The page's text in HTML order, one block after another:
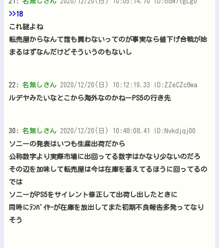
>>18
これ謎よね
転売屋からなんて誰も買わないってのが事実なら値下げ合戦が始
まるはずなんだけどそういうのもないし
22: 名無しさん 2020/12/20(日) 10:12:19.33 ID:ZZeCZc8wa
ルデヤみたいなとこから海外なのかねーPS5の行き先
30: 名無しさん 2020/12/20(日) 10:48:08.41 ID:Nvkdjqj00
ソニーの発表はいつも生産出荷だから
公称数字より実際市場に出回ってる数字はかなり少ないのだろ
その辺を加味して転売屋は今は在庫を蓄えてるほうに回ってるの
では
ソニーがPS5をサイレント修正して出荷し出したときに
同時にﾃﾝﾊﾞｲﾔｰが在庫を放出してまた初期不良報告多発ってなり
そう